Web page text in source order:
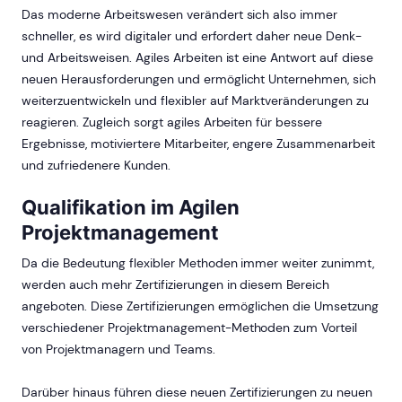
Das moderne Arbeitswesen verändert sich also immer
schneller, es wird digitaler und erfordert daher neue Denk-
und Arbeitsweisen. Agiles Arbeiten ist eine Antwort auf diese
neuen Herausforderungen und ermöglicht Unternehmen, sich
weiterzuentwickeln und flexibler auf Marktveränderungen zu
reagieren. Zugleich sorgt agiles Arbeiten für bessere
Ergebnisse, motiviertere Mitarbeiter, engere Zusammenarbeit
und zufriedenere Kunden.
Qualifikation im Agilen
Projektmanagement
Da die Bedeutung flexibler Methoden immer weiter zunimmt,
werden auch mehr Zertifizierungen in diesem Bereich
angeboten. Diese Zertifizierungen ermöglichen die Umsetzung
verschiedener Projektmanagement-Methoden zum Vorteil
von Projektmanagern und Teams.
Darüber hinaus führen diese neuen Zertifizierungen zu neuen